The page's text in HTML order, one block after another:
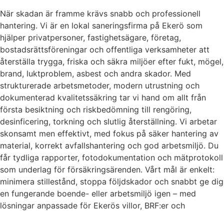
När skadan är framme krävs snabb och professionell
hantering. Vi är en lokal saneringsfirma på Ekerö som
hjälper privatpersoner, fastighetsägare, företag,
bostadsrättsföreningar och offentliga verksamheter att
återställa trygga, friska och säkra miljöer efter fukt, mögel,
brand, luktproblem, asbest och andra skador. Med
strukturerade arbetsmetoder, modern utrustning och
dokumenterad kvalitetssäkring tar vi hand om allt från
första besiktning och riskbedömning till rengöring,
desinficering, torkning och slutlig återställning. Vi arbetar
skonsamt men effektivt, med fokus på säker hantering av
material, korrekt avfallshantering och god arbetsmiljö. Du
får tydliga rapporter, fotodokumentation och mätprotokoll
som underlag för försäkringsärenden. Vårt mål är enkelt:
minimera stillestånd, stoppa följdskador och snabbt ge dig
en fungerande boende- eller arbetsmiljö igen – med
lösningar anpassade för Ekerös villor, BRF:er och